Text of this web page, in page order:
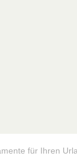
für Ihren